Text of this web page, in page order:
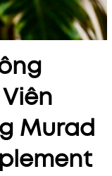
Murad